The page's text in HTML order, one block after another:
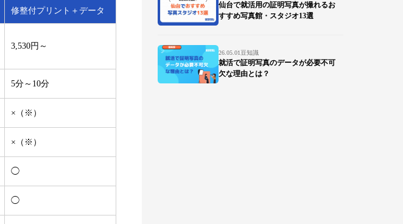
修整付プリント＋データ
3,530円～
5分～10分
×（※）
×（※）
◯
◯
仙台で就活用の証明写真が撮れるお
すすめ写真館・スタジオ13選
26.05.01豆知識
就活で証明写真のデータが必要不可
欠な理由とは？